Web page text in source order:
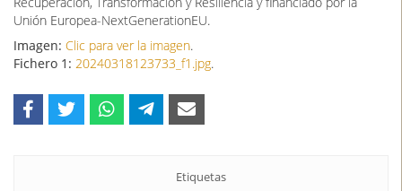
Unión Europea-NextGenerationEU.
Imagen: Clic para ver la imagen.
Fichero 1: 20240318123733_f1.jpg.
Etiquetas